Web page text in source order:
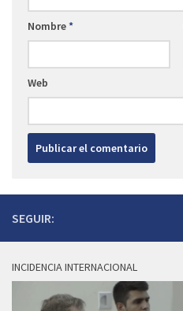
Nombre*
Web
SEGUIR:
INCIDENCIA INTERNACIONAL